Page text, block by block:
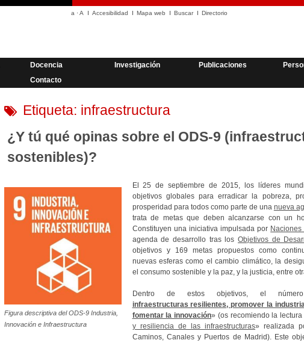
a ·A Accesibilidad Mapa web Buscar Directorio
Docencia Investigación Publicaciones
Contacto
Etiqueta: infraestructura
¿Y tú qué opinas sobre el ODS-9
sostenibles)?
Figura descriptiva del ODS-9 Industria,
Innovación e Infraestructura
El 25 de septiembre de 2015, los líderes
objetivos globales para erradicar la pobreza,
prosperidad para todos como parte de una nueva
trata de metas que deben alcanzarse con un
Constituyen una iniciativa impulsada por
agenda de desarrollo tras losObjetivos de
objetivos y 169 metas propuestos como
nuevas esferas como el cambio climático, la
el consumo sostenible y la paz, y la justicia, entre
Dentro de estos objetivos, el
infraestructuras resilientes, promover la
fomentar la innovación» (os recomiendo la
y resiliencia de las infraestructuras» realizada
Caminos, Canales y Puertos de Madrid). Este